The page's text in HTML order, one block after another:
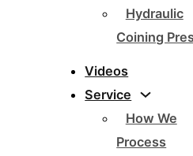
Hydraulic
Coining
Videos
Service
How We
Process